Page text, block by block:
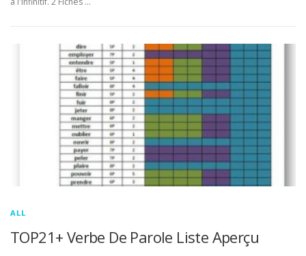
ALL
TOP21+ Verbe De Parole Liste Aperçu